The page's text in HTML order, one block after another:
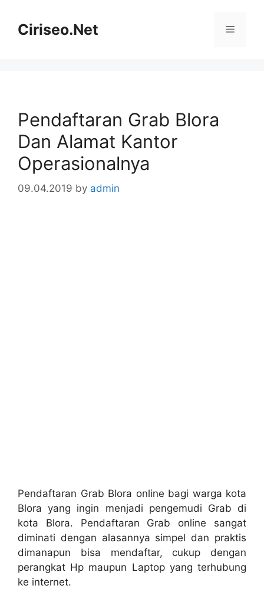
contentCiriseo.Net Menu
Pendaftaran Grab Blora
Dan Alamat Kantor
Operasionalnya
09.04.2019 by admin
Pendaftaran Grab Blora online bagi warga kota
Blora yang ingin menjadi pengemudi Grab di
kota Blora. Pendaftaran Grab online sangat
diminati dengan alasannya simpel dan praktis
dimanapun bisa mendaftar, cukup dengan
perangkat Hp maupun Laptop yang terhubung
ke internet.